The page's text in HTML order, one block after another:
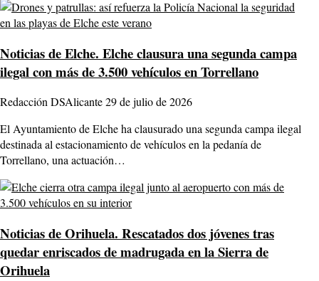
Noticias de Elche. Elche clausura una segunda campa
ilegal con más de 3.500 vehículos en Torrellano
Redacción DSAlicante29 de julio de 2026
El Ayuntamiento de Elche ha clausurado una segunda campa ilegal
destinada al estacionamiento de vehículos en la pedanía de
Torrellano, una actuación…
Noticias de Orihuela. Rescatados dos jóvenes tras
quedar enriscados de madrugada en la Sierra de
Orihuela